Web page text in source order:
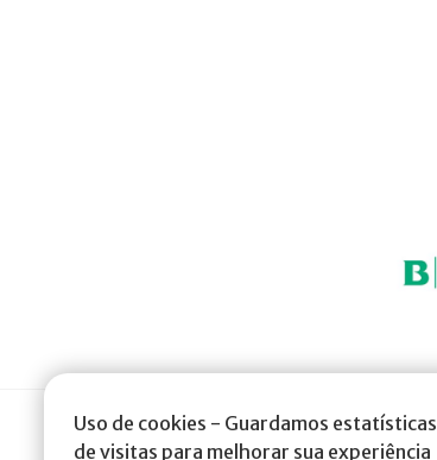
Uso de cookies - Guardamos estatísticas
de visitas para melhorar sua experiência